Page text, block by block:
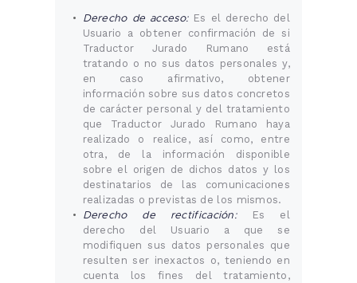
Derecho de acceso:Es el derecho del
Usuario a obtener confirmación de si
Traductor Jurado Rumano está
tratando o no sus datos personales y,
en caso afirmativo, obtener
información sobre sus datos concretos
de carácter personal y del tratamiento
que Traductor Jurado Rumano haya
realizado o realice, así como, entre
otra, de la información disponible
sobre el origen de dichos datos y los
destinatarios de las comunicaciones
realizadas o previstas de los mismos.
Derecho de rectificación:Es el
derecho del Usuario a que se
modifiquen sus datos personales que
resulten ser inexactos o, teniendo en
cuenta los fines del tratamiento,